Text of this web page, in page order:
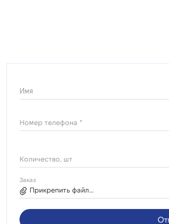
Имя
Номер телефона *
Количество, шт
Заказ
Прикрепить файл...